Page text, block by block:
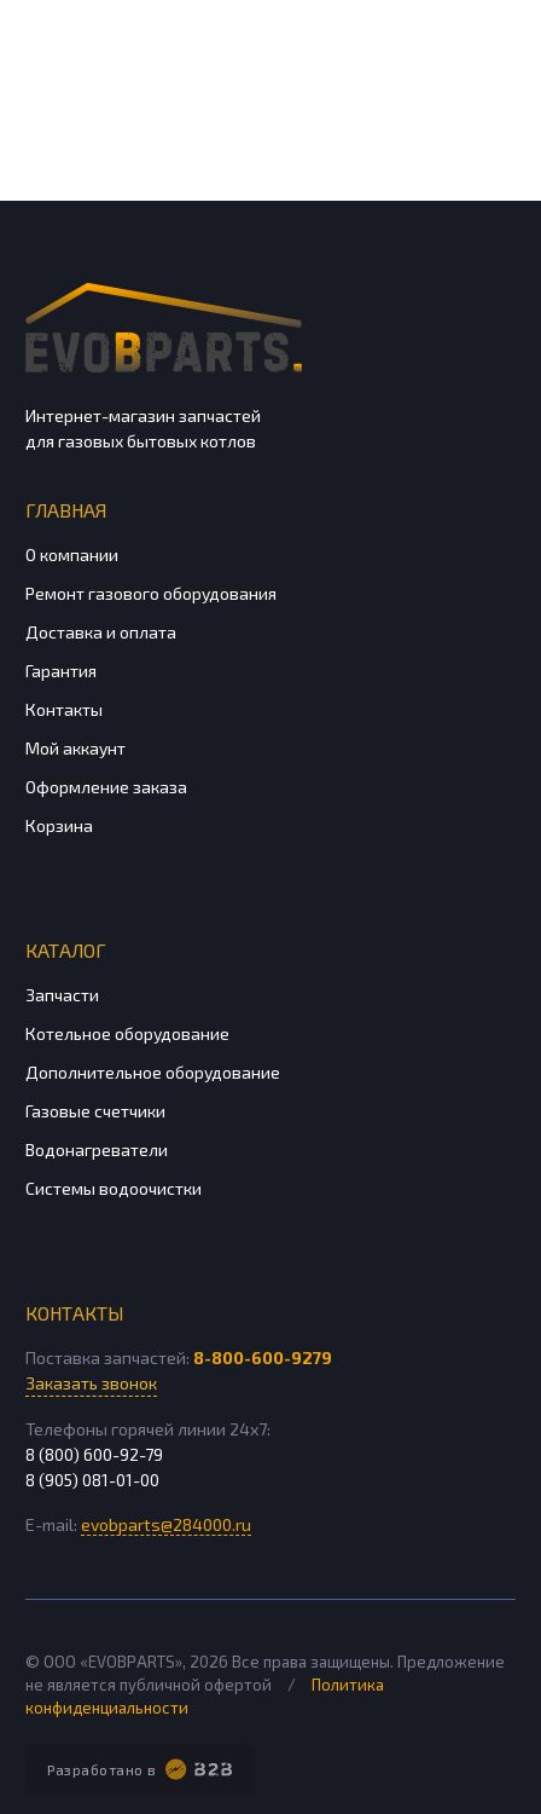
Интернет-магазин запчастей
для газовых бытовых котлов
ГЛАВНАЯ
О компании
Ремонт газового оборудования
Доставка и оплата
Гарантия
Контакты
Мой аккаунт
Оформление заказа
Корзина
КАТАЛОГ
Запчасти
Котельное оборудование
Дополнительное оборудование
Газовые счетчики
Водонагреватели
Системы водоочистки
КОНТАКТЫ
Поставка запчастей: 8-800-600-9279
Заказать звонок
Телефоны горячей линии 24х7:
8 (800) 600-92-79
8 (905) 081-01-00
E-mail: evobparts@284000.ru
Разработано в
© ООО «EVOBPARTS», 2026 Все права защищены. Предложение
не является публичной офертой
/
Политика
конфиденциальности